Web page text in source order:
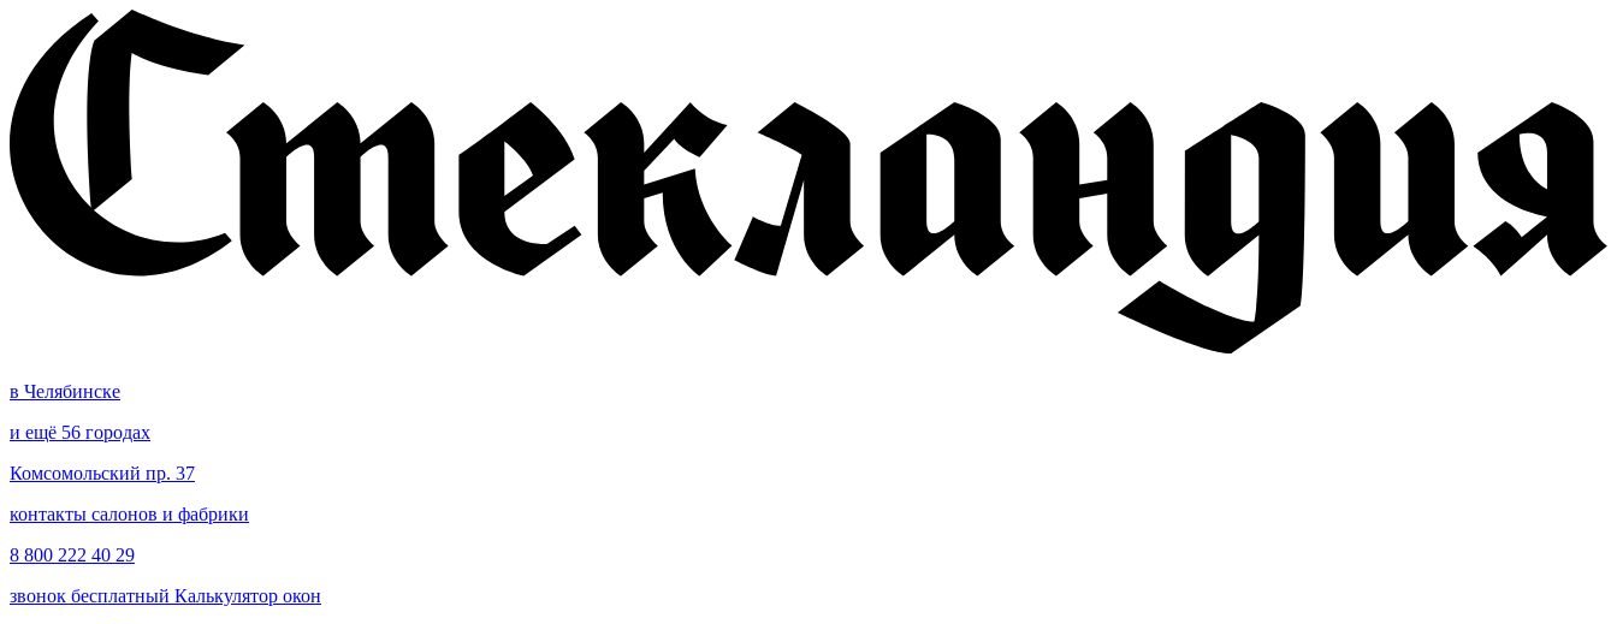
в Челябинске
и ещё 56 городах
Комсомольский пр. 37
контакты салонов и фабрики
8 800 222 40 29
звонок бесплатный Калькулятор окон